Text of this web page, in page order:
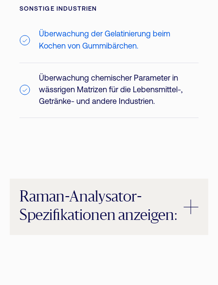
SONSTIGE INDUSTRIEN
Überwachung der Gelatinierung beim
Kochen von Gummibärchen.
Überwachung chemischer Parameter in
wässrigen Matrizen für die Lebensmittel-,
Getränke- und andere Industrien.
Raman-Analysator-
Spezifikationen anzeigen: